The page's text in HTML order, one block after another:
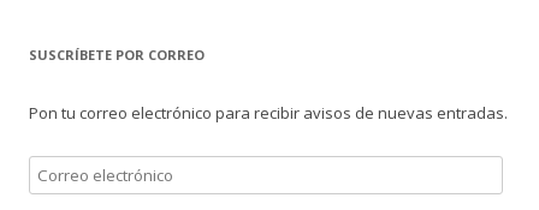
SUSCRÍBETE POR CORREO
Pon tu correo electrónico para recibir avisos de nuevas entradas.
Correo
electrónico